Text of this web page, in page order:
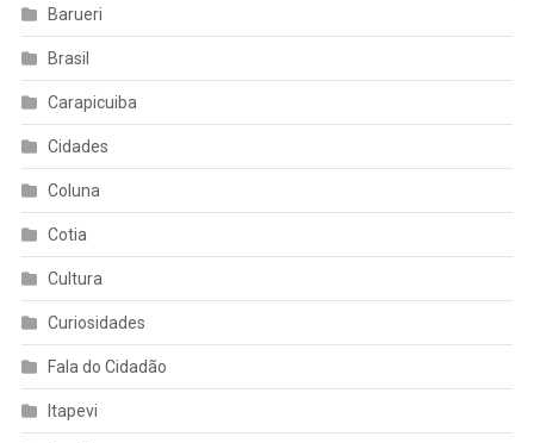
Barueri
Brasil
Carapicuiba
Cidades
Coluna
Cotia
Cultura
Curiosidades
Fala do Cidadão
Itapevi